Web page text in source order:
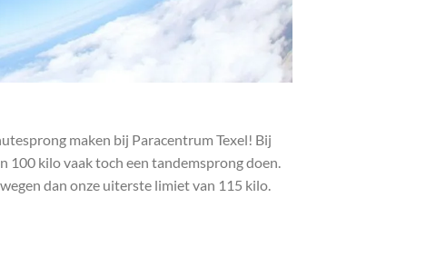
maken bij Paracentrum Texel! Bij
100 kilo vaak toch een tandemsprong doen.
dan onze uiterste limiet van 115 kilo.